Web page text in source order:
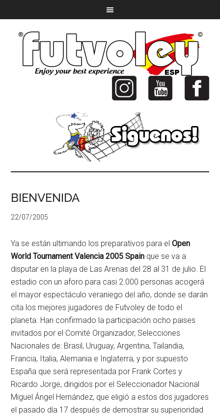
BIENVENIDA
22/07/2005
Ya se están ultimando los preparativos para elOpen
World Tournament Valencia 2005 Spain que se va a
disputar en la playa de Las Arenas del 28 al 31 de julio. El
estadio con un aforo para casi 2.000 personas acogerá
el mayor espectáculo veraniego del año, donde se darán
cita los mejores jugadores de Futvoley de todo el
planeta. Han confirmado la participación ocho paises
invitados por el Comité Organizador, Selecciones
Nacionales de: Brasil, Uruguay, Argentina, Tailandia,
Francia, Italia, Alemania e Inglaterra, y por supuesto
España que será representada por Frank Cortes y
Ricardo Jorge, dirigidos por el Seleccionador Nacional
Miguel Ángel Hernández, que eligió a estos dos jugadores
el pasado día 17 después de demostrar su superioridad